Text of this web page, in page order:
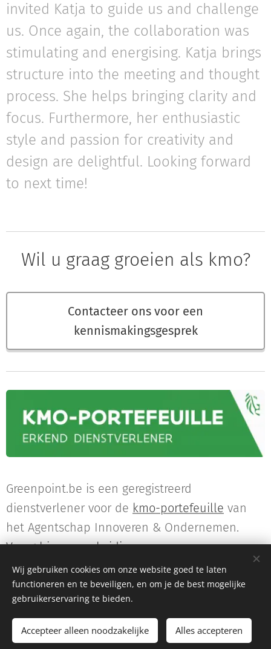
invited Katja to guide us and challenge
us. Once again, the collaboration was
stimulating and energising. Katja brings
structure into the meeting and thought
process. She helps bringing clarity and
focus. Furthermore, her enthusiastic
style and passion for creativity and
design are delightful. Looking forward
to next time!
Wil u graag groeien als kmo?
Contacteer ons voor een
kennismakingsgesprek
Greenpoint.be is een geregistreerd
dienstverlener voor de kmo-portefeuille van
het Agentschap Innoveren & Ondernemen.
Vraag hier uw subsidie aan.
Wij gebruiken cookies om onze website goed te laten
functioneren en te beveiligen, en om je de best mogelijke
gebruikerservaring te bieden.
Accepteer alleen noodzakelijke Alles accepteren